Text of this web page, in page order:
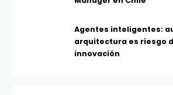
Agentes inteligentes:
arquitectura es riesgo
innovación